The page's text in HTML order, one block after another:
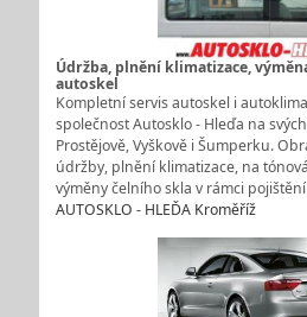
Údržba, plnění klimatizace,
autoskel
Kompletní servis autoskel i
společnost Autosklo - Hleďa na
Prostějově, Vyškově i Šumperku.
údržby, plnění klimatizace, na
výměny čelního skla v rámci
AUTOSKLO - HLEĎA Kroměříž